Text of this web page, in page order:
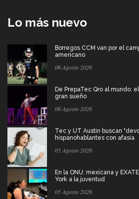
Lo más nuevo
Borregos CCM van por el
americano
06 Agosto 2026
De PrepaTec Qro al mundo:
gran sueño
06 Agosto 2026
Tec y UT Austin buscan
hispanohablantes con afasia
05 Agosto 2026
En la ONU: mexicana y
York a la juventud
05 Agosto 2026